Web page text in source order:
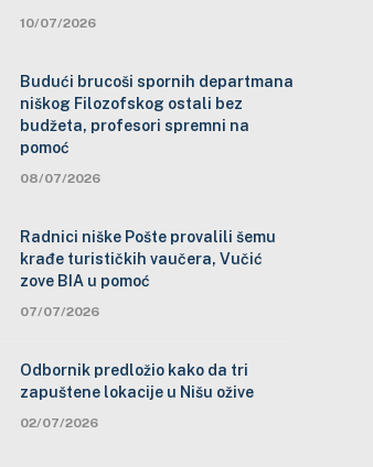
10/07/2026
Budući brucoši spornih departmana
niškog Filozofskog ostali bez
budžeta, profesori spremni na
pomoć
08/07/2026
Radnici niške Pošte provalili šemu
krađe turističkih vaučera, Vučić
zove BIA u pomoć
07/07/2026
Odbornik predložio kako da tri
zapuštene lokacije u Nišu ožive
02/07/2026